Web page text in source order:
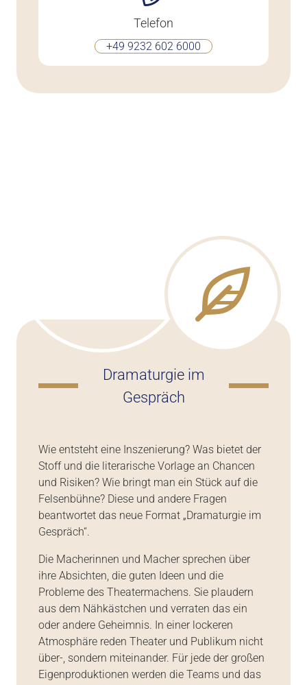
Telefon
+49 9232 602 6000
Dramaturgie im
Gespräch
Wie entsteht eine Inszenierung? Was bietet der
Stoff und die literarische Vorlage an Chancen
und Risiken? Wie bringt man ein Stück auf die
Felsenbühne? Diese und andere Fragen
beantwortet das neue Format „Dramaturgie im
Gespräch“.
Die Macherinnen und Macher sprechen über
ihre Absichten, die guten Ideen und die
Probleme des Theatermachens. Sie plaudern
aus dem Nähkästchen und verraten das ein
oder andere Geheimnis. In einer lockeren
Atmosphäre reden Theater und Publikum nicht
über-, sondern miteinander. Für jede der großen
Eigenproduktionen werden die Teams und das